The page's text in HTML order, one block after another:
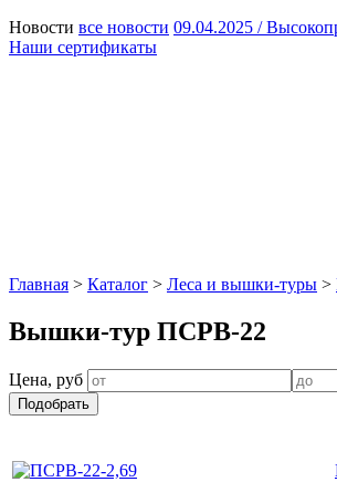
Новости все новости 09.04.2025 /
Наши сертификаты
Главная > Каталог > Леса и вышки-туры >
Вышки-тур ПСРВ-22
Цена, руб